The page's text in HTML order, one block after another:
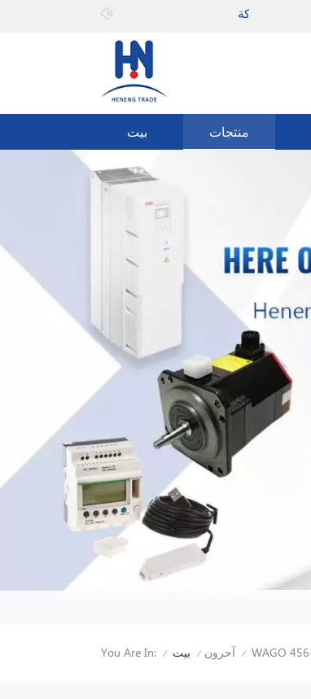
مرحبا بك فييمكنه المشاركة
بيت منتجات
You Are In: / بيت / آحرون /